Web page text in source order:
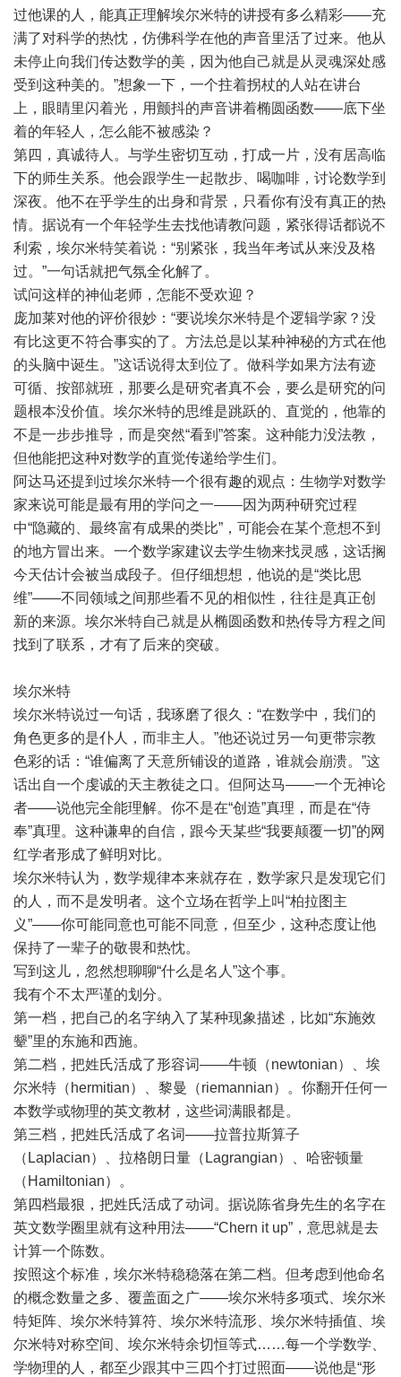
过他课的人，能真正理解埃尔米特的讲授有多么精彩——充
满了对科学的热忱，仿佛科学在他的声音里活了过来。他从
未停止向我们传达数学的美，因为他自己就是从灵魂深处感
受到这种美的。”想象一下，一个拄着拐杖的人站在讲台
上，眼睛里闪着光，用颤抖的声音讲着椭圆函数——底下坐
着的年轻人，怎么能不被感染？
第四，真诚待人。与学生密切互动，打成一片，没有居高临
下的师生关系。他会跟学生一起散步、喝咖啡，讨论数学到
深夜。他不在乎学生的出身和背景，只看你有没有真正的热
情。据说有一个年轻学生去找他请教问题，紧张得话都说不
利索，埃尔米特笑着说：“别紧张，我当年考试从来没及格
过。”一句话就把气氛全化解了。
试问这样的神仙老师，怎能不受欢迎？
庞加莱对他的评价很妙：“要说埃尔米特是个逻辑学家？没
有比这更不符合事实的了。方法总是以某种神秘的方式在他
的头脑中诞生。”这话说得太到位了。做科学如果方法有迹
可循、按部就班，那要么是研究者真不会，要么是研究的问
题根本没价值。埃尔米特的思维是跳跃的、直觉的，他靠的
不是一步步推导，而是突然“看到”答案。这种能力没法教，
但他能把这种对数学的直觉传递给学生们。
阿达马还提到过埃尔米特一个很有趣的观点：生物学对数学
家来说可能是最有用的学问之一——因为两种研究过程
中“隐藏的、最终富有成果的类比”，可能会在某个意想不到
的地方冒出来。一个数学家建议去学生物来找灵感，这话搁
今天估计会被当成段子。但仔细想想，他说的是“类比思
维”——不同领域之间那些看不见的相似性，往往是真正创
新的来源。埃尔米特自己就是从椭圆函数和热传导方程之间
找到了联系，才有了后来的突破。
埃尔米特
埃尔米特说过一句话，我琢磨了很久：“在数学中，我们的
角色更多的是仆人，而非主人。”他还说过另一句更带宗教
色彩的话：“谁偏离了天意所铺设的道路，谁就会崩溃。”这
话出自一个虔诚的天主教徒之口。但阿达马——一个无神论
者——说他完全能理解。你不是在“创造”真理，而是在“侍
奉”真理。这种谦卑的自信，跟今天某些“我要颠覆一切”的网
红学者形成了鲜明对比。
埃尔米特认为，数学规律本来就存在，数学家只是发现它们
的人，而不是发明者。这个立场在哲学上叫“柏拉图主
义”——你可能同意也可能不同意，但至少，这种态度让他
保持了一辈子的敬畏和热忱。
写到这儿，忽然想聊聊“什么是名人”这个事。
我有个不太严谨的划分。
第一档，把自己的名字纳入了某种现象描述，比如“东施效
颦”里的东施和西施。
第二档，把姓氏活成了形容词——牛顿（newtonian）、埃
尔米特（hermitian）、黎曼（riemannian）。你翻开任何一
本数学或物理的英文教材，这些词满眼都是。
第三档，把姓氏活成了名词——拉普拉斯算子
（Laplacian）、拉格朗日量（Lagrangian）、哈密顿量
（Hamiltonian）。
第四档最狠，把姓氏活成了动词。据说陈省身先生的名字在
英文数学圈里就有这种用法——“Chern it up”，意思就是去
计算一个陈数。
按照这个标准，埃尔米特稳稳落在第二档。但考虑到他命名
的概念数量之多、覆盖面之广——埃尔米特多项式、埃尔米
特矩阵、埃尔米特算符、埃尔米特流形、埃尔米特插值、埃
尔米特对称空间、埃尔米特余切恒等式……每一个学数学、
学物理的人，都至少跟其中三四个打过照面——说他是“形